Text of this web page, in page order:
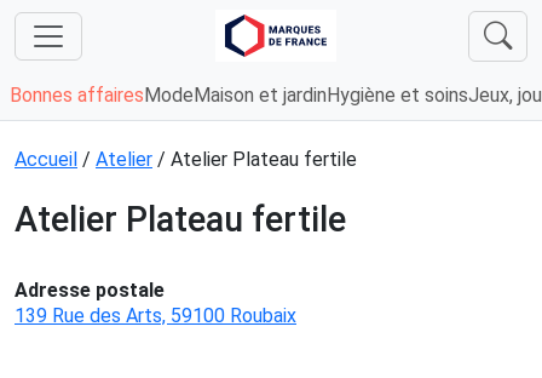
Bonnes affaires Mode Maison et jardin Hygiène et soinsJeux,
Accueil / Atelier / Atelier Plateau fertile
Atelier Plateau fertile
Adresse postale
139 Rue des Arts, 59100 Roubaix